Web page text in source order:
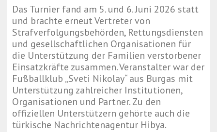
Das Turnier fand am 5. und 6. Juni 2026 statt
und brachte erneut Vertreter von
Strafverfolgungsbehörden, Rettungsdiensten
und gesellschaftlichen Organisationen für
die Unterstützung der Familien verstorbener
Einsatzkräfte zusammen. Veranstalter war der
Fußballklub „Sveti Nikolay“ aus Burgas mit
Unterstützung zahlreicher Institutionen,
Organisationen und Partner. Zu den
offiziellen Unterstützern gehörte auch die
türkische Nachrichtenagentur Hibya.